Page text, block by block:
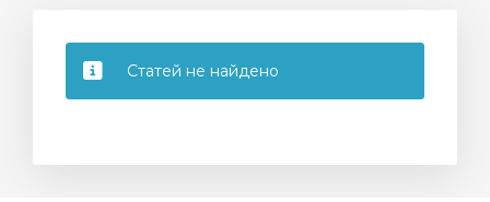
Статей не найдено